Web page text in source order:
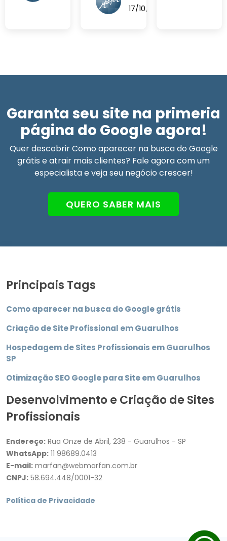
17/10/2025
Garanta seu site na primeria
página do Google agora!
Quer descobrir Como aparecer na busca do Google
grátis e atrair mais clientes? Fale agora com um
especialista e veja seu negócio crescer!
QUERO SABER MAIS
Principais Tags
Como aparecer na busca do Google grátis
Criação de Site Profissional em Guarulhos
Hospedagem de Sites Profissionais em Guarulhos
SP
Otimização SEO Google para Site em Guarulhos
Desenvolvimento e Criação de Sites
Profissionais
Endereço: Rua Onze de Abril, 238 - Guarulhos - SP
WhatsApp: 11 98689.0413
E-mail: marfan@webmarfan.com.br
CNPJ: 58.694.448/0001-32
Política de Privacidade